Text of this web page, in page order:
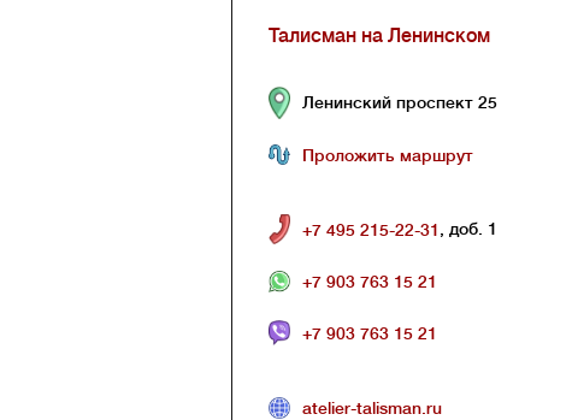
Талисман на Ленинском
Ленинский проспект 25
Проложить маршрут
+7 495 215-22-31 , доб. 1
+7 903 763 15 21
+7 903 763 15 21
atelier-talisman.ru